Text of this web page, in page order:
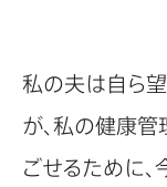
私の夫は自ら
が、私の健康
ごせるために